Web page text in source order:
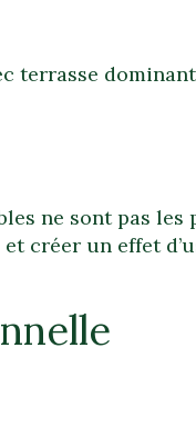
terrasse
ne sont pas
créer un effet